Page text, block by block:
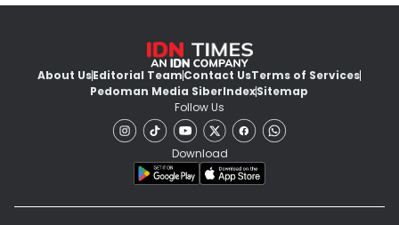
About UsEditorial TeamContact UsTerms of Services
Pedoman Media SiberIndexSitemap
Follow Us
Download